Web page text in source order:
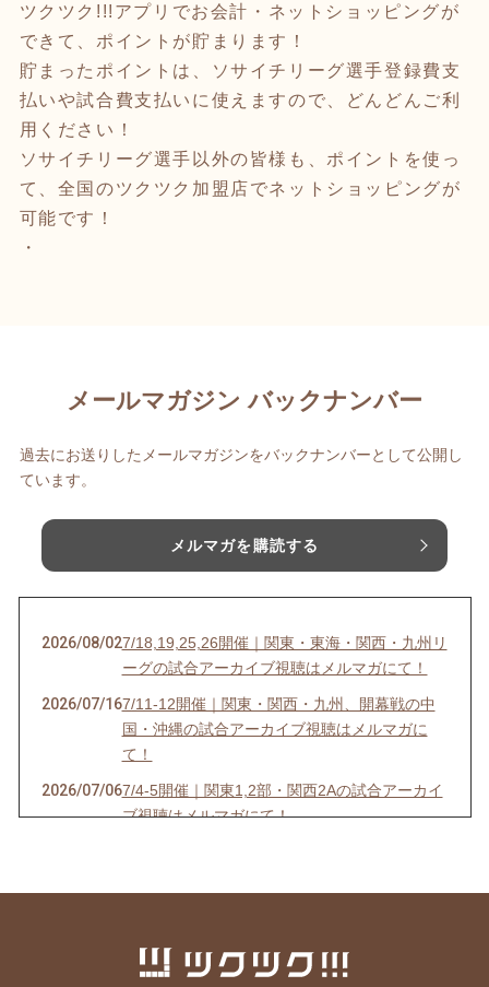
ツクツク!!!アプリでお会計・ネットショッピングが
できて、ポイントが貯まります！
貯まったポイントは、ソサイチリーグ選手登録費支
払いや試合費支払いに使えますので、どんどんご利
用ください！
ソサイチリーグ選手以外の皆様も、ポイントを使っ
て、全国のツクツク加盟店でネットショッピングが
可能です！
・
メールマガジン バックナンバー
過去にお送りしたメールマガジンをバックナンバーとして公開し
ています。
メルマガを購読する
2026/08/027/18,19,25,26開催｜関東・東海・関西・九州リ
ーグの試合アーカイブ視聴はメルマガにて！
2026/07/167/11-12開催｜関東・関西・九州、開幕戦の中
国・沖縄の試合アーカイブ視聴はメルマガに
て！
2026/07/067/4-5開催｜関東1,2部・関西2Aの試合アーカイ
ブ視聴はメルマガにて！
6/20-21開催｜関東4部AB・東海1部・関西2C・